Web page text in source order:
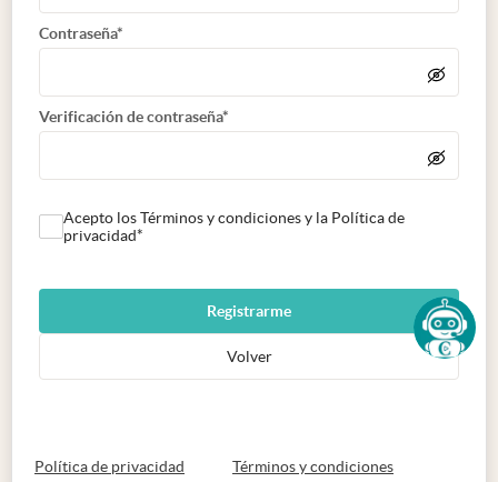
Contraseña*
Verificación de contraseña*
Acepto los Términos y condiciones y la Política de
privacidad*
Registrarme
Volver
Política de privacidad abre en nueva pestaña
Términos y condicionesabre en nueva